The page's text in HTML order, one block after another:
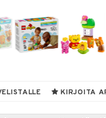
KIRJOITA